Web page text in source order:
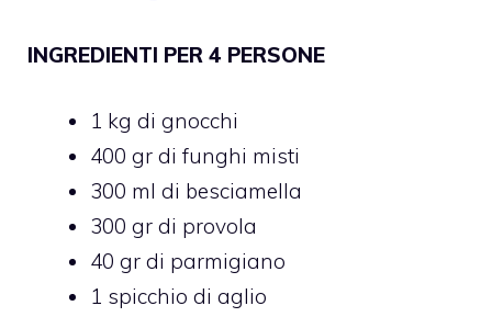
INGREDIENTI PER 4 PERSONE
1 kg di gnocchi
400 gr di funghi misti
300 ml di besciamella
300 gr di provola
40 gr di parmigiano
1 spicchio di aglio